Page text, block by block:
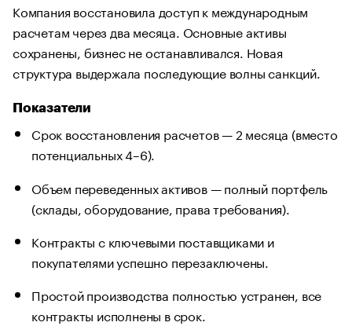
Компания восстановила доступ к международным
расчетам через два месяца. Основные активы
сохранены, бизнес не останавливался. Новая
структура выдержала последующие волны санкций.
Показатели
Срок восстановления расчетов — 2 месяца (вместо
потенциальных 4–6).
Объем переведенных активов — полный портфель
(склады, оборудование, права требования).
Контракты с ключевыми поставщиками и
покупателями успешно перезаключены.
Простой производства полностью устранен, все
контракты исполнены в срок.